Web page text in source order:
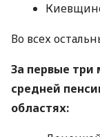
Во всех
За первые три
средней
областях: